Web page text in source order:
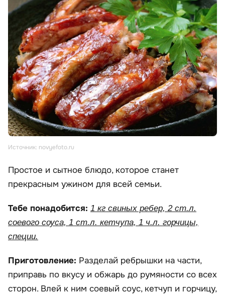
Источник: novyefoto.ru
Простое и сытное блюдо, которое станет
прекрасным ужином для всей семьи.
Тебе понадобится: 1 кг свиных ребер, 2 ст.л.
соевого соуса, 1 ст.л. кетчупа, 1 ч.л. горчицы,
специи.
Приготовление: Разделай ребрышки на части,
приправь по вкусу и обжарь до румяности со всех
сторон. Влей к ним соевый соус, кетчуп и горчицу,